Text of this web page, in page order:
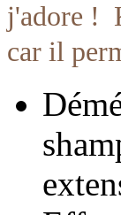
j'adore !
car il